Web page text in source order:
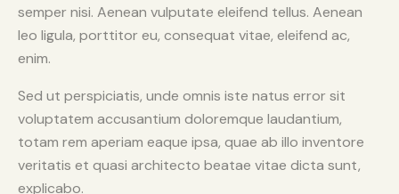
semper nisi. Aenean vulputate eleifend tellus. Aenean
leo ligula, porttitor eu, consequat vitae, eleifend ac,
enim.
Sed ut perspiciatis, unde omnis iste natus error sit
voluptatem accusantium doloremque laudantium,
totam rem aperiam eaque ipsa, quae ab illo inventore
veritatis et quasi architecto beatae vitae dicta sunt,
explicabo.